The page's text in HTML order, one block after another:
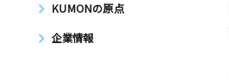
KUMONの原点
企業情報